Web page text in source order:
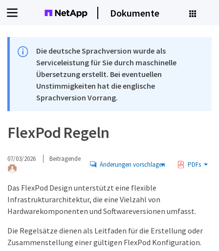
Dokumente
Die deutsche Sprachversion wurde als
Serviceleistung für Sie durch maschinelle
Übersetzung erstellt. Bei eventuellen
Unstimmigkeiten hat die englische
Sprachversion Vorrang.
FlexPod Regeln
07/03/2026 Beitragende
Änderungen vorschlagen PDFs
Das FlexPod Design unterstützt eine flexible
Infrastrukturarchitektur, die eine Vielzahl von
Hardwarekomponenten und Softwareversionen umfasst.
Die Regelsätze dienen als Leitfaden für die Erstellung oder
Zusammenstellung einer gültigen FlexPod Konfiguration.